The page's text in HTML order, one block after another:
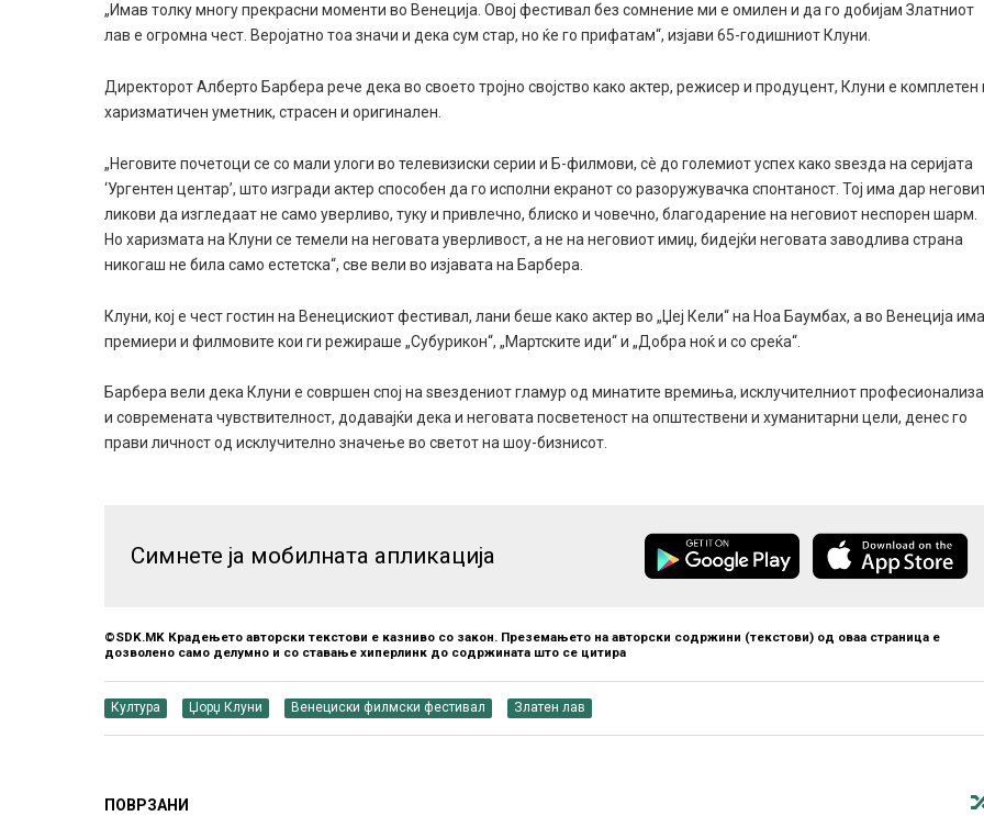
„Имав толку многу прекрасни моменти во Венеција. Овој фестивал без сомнение ми е омилен и да го добијам Златниот
лав е огромна чест. Веројатно тоа значи и дека сум стар, но ќе го прифатам“, изјави 65-годишниот Клуни.
Директорот Алберто Барбера рече дека во своето тројно својство како актер, режисер и продуцент, Клуни е комплетен
харизматичен уметник, страсен и оригинален.
„Неговите почетоци се со мали улоги во телевизиски серии и Б-филмови, сè до големиот успех како ѕвезда на серијата
‘Ургентен центар’, што изгради актер способен да го исполни екранот со разоружувачка спонтаност. Тој има дар
ликови да изгледаат не само уверливо, туку и привлечно, блиско и човечно, благодарение на неговиот неспорен шарм.
Но харизмата на Клуни се темели на неговата уверливост, а не на неговиот имиџ, бидејќи неговата заводлива страна
никогаш не била само естетска“, све вели во изјавата на Барбера.
Клуни, кој е чест гостин на Венецискиот фестивал, лани беше како актер во „Џеј Кели“ на Ноа Баумбах, а во Венеција
премиери и филмовите кои ги режираше „Субурикон“, „Мартските иди“ и „Добра ноќ и со среќа“.
Барбера вели дека Клуни е совршен спој на ѕвездениот гламур од минатите времиња, исклучителниот
и современата чувствителност, додавајќи дека и неговата посветеност на општествени и хуманитарни цели, денес го
прави личност од исклучително значење во светот на шоу-бизнисот.
Симнете ја мобилната апликација
©SDK.MK Крадењето авторски текстови е казниво со закон. Преземањето на авторски содржини (текстови) од оваа страница е
дозволено само делумно и со ставање хиперлинк до содржината што се цитира
Култура Џорџ Клуни Венециски филмски фестивал Златен лав
ПОВРЗАНИ